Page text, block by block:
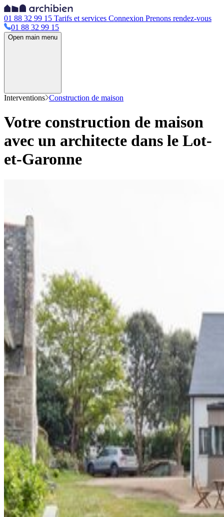
01 88 32 99 15 Tarifs et services Connexion Prenons rendez-vous
01 88 32 99 15
Open main menu
Interventions Construction de maison
Votre construction de maison
avec un architecte dans le Lot-
et-Garonne